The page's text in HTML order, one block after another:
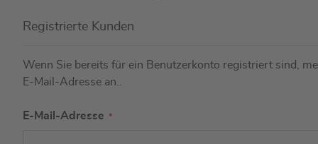
Registrierte Kunden
Wenn Sie bereits für ein Benutzerkonto registriert sind,
E-Mail-Adresse an..
E-Mail-Adresse